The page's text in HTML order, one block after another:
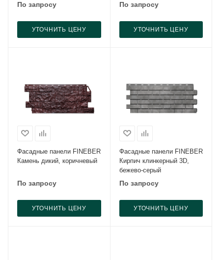
По запросу
УТОЧНИТЬ ЦЕНУ
По запросу
УТОЧНИТЬ ЦЕНУ
Фасадные панели FINEBER
Камень дикий, коричневый
По запросу
УТОЧНИТЬ ЦЕНУ
Фасадные панели FINEBER
Кирпич клинкерный 3D,
бежево-серый
По запросу
УТОЧНИТЬ ЦЕНУ